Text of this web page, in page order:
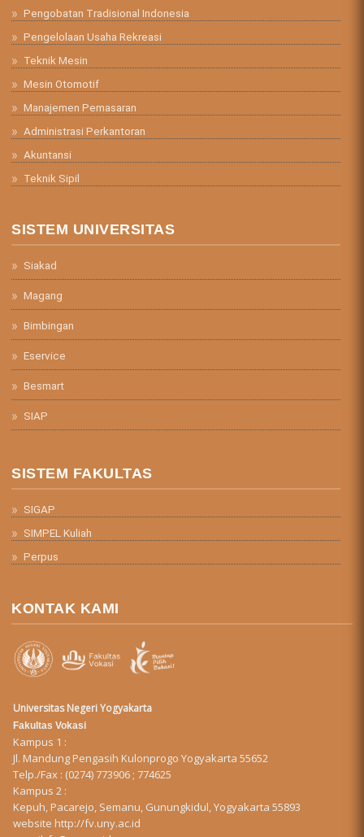
Pengobatan Tradisional Indonesia
Pengelolaan Usaha Rekreasi
Teknik Mesin
Mesin Otomotif
Manajemen Pemasaran
Administrasi Perkantoran
Akuntansi
Teknik Sipil
SISTEM UNIVERSITAS
Siakad
Magang
Bimbingan
Eservice
Besmart
SIAP
SISTEM FAKULTAS
SIGAP
SIMPEL Kuliah
Perpus
KONTAK KAMI
Universitas Negeri Yogyakarta
Fakultas Vokasi
Kampus 1 :
Jl. Mandung Pengasih Kulonprogo Yogyakarta 55652
Telp./Fax : (0274) 773906 ; 774625
Kampus 2 :
Kepuh, Pacarejo, Semanu, Gunungkidul, Yogyakarta 55893
website http://fv.uny.ac.id